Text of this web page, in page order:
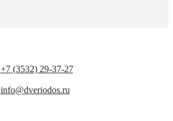
+7 (3532) 29-37-27
info@dveriodos.ru